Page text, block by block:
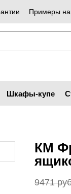
Примеры
Шкафы-купе
КМ
9471